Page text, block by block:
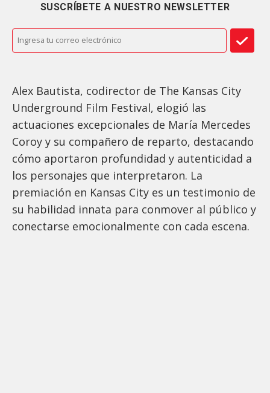
SUSCRÍBETE A NUESTRO NEWSLETTER
Alex Bautista, codirector de The Kansas City
Underground Film Festival, elogió las
actuaciones excepcionales de María Mercedes
Coroy y su compañero de reparto, destacando
cómo aportaron profundidad y autenticidad a
los personajes que interpretaron. La
premiación en Kansas City es un testimonio de
su habilidad innata para conmover al público y
conectarse emocionalmente con cada escena.